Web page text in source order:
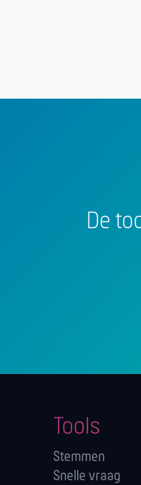
De
Tools
Stemmen
Snelle vraag